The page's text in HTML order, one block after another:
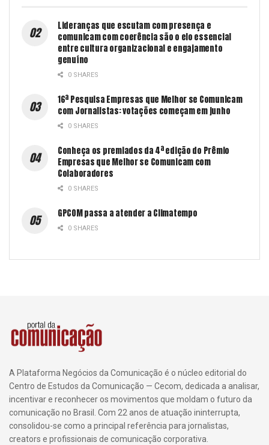
Lideranças que escutam com presença e
comunicam com coerência são o elo essencial
entre cultura organizacional e engajamento
genuíno
0 SHARES
16ª Pesquisa Empresas que Melhor se Comunicam
com Jornalistas: votações começam em junho
0 SHARES
Conheça os premiados da 4ª edição do Prêmio
Empresas que Melhor se Comunicam com
Colaboradores
0 SHARES
GPCOM passa a atender a Climatempo
0 SHARES
A Plataforma Negócios da Comunicação é o núcleo editorial do
Centro de Estudos da Comunicação — Cecom, dedicada a analisar,
incentivar e reconhecer os movimentos que moldam o futuro da
comunicação no Brasil. Com 22 anos de atuação ininterrupta,
consolidou-se como a principal referência para jornalistas,
creators e profissionais de comunicação corporativa.